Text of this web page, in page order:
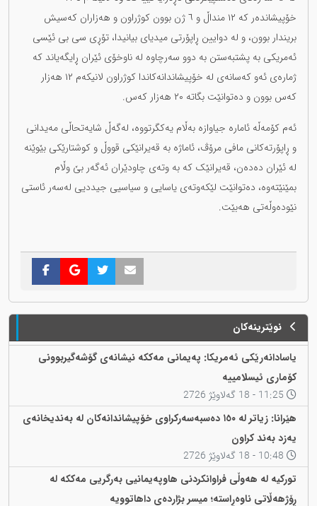
خۆپیشاندەر کە ١٢ منداڵ و ٦ ژن بوون کوژراون و هەزاران کەسیش
بریندار بوون، و لە دوایین ڕاپۆرتی میدیای بیانیدا، تۆڕی سی بی ئێسی
ئەمریکی بە پشتبەستن بە دوو سەرچاوە لە ناوخۆی ئێران ڕایگەیاند کە
ژمارەی ئەو کەسانەی لە خۆپیشاندانەکاندا کوژراون لانیکەم ١٢ هەزار
کەس بوون و دەتوانێت بگاتە ٢٠ هەزار کەس.
ئەم کۆمەڵە ئامارە جیاوازە بەڵام یەکگرتووە، لەگەڵ شایەتحاڵی مەیدانی
و ڕاپۆرتەکانی مافی مرۆڤ، ئاماژە بە قەیرانێکی قووڵ و کوشتارێکی بێوێنە
لە ئێران دەدەن، قەیرانێک کە بە وتەی چاودێران ئەگەر بێ وڵام
بمێنێتەوە، دەتوانێت لێکەوتەی یاسایی و سیاسیی جیددیی لەسەر ئاستی
نێودەوڵەتی هەبێت.
نوێترینەکان
یاسادانەرێکی ئەمریکا: پەیمانی مەککە نیشانەی گۆشەگیربوونی
کۆماری ئیسلامییە
هێرانا: زیاتر لە ١٥٠ دەسبەسەرکراوی خۆپیشاندانەکان لە بەندیخانەی
یەزد بەند کراون
تورکیە لە هەوڵی فراوانکردنی هاوپەیمانیی بەرگریی مەککە لە
ڕۆژهەڵاتی ناوەڕاستە؛ میسر بژاردەی داهاتوویە